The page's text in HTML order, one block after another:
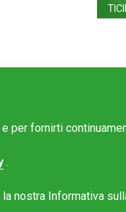
fornirti
.
nostra Informativa